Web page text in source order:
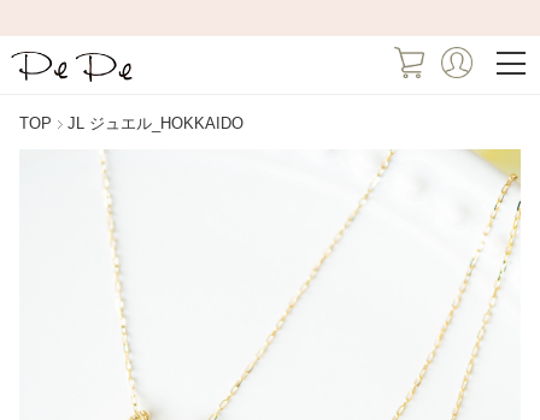
TOP JL ジュエル_HOKKAIDO